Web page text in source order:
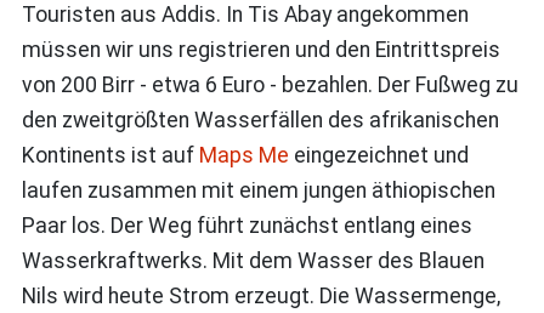
Touristen aus Addis. In Tis Abay angekommen
müssen wir uns registrieren und den Eintrittspreis
von 200 Birr - etwa 6 Euro - bezahlen. Der Fußweg zu
den zweitgrößten Wasserfällen des afrikanischen
Kontinents ist auf Maps Me eingezeichnet und
laufen zusammen mit einem jungen äthiopischen
Paar los. Der Weg führt zunächst entlang eines
Wasserkraftwerks. Mit dem Wasser des Blauen
Nils wird heute Strom erzeugt. Die Wassermenge,